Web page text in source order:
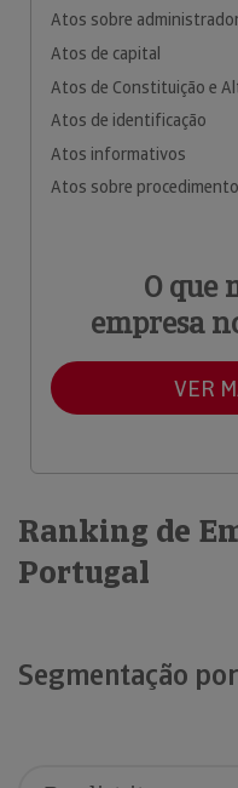
Atos sobre
Atos de capital
Atos de Constituição e
Atos de identificação
Atos informativos
Atos sobre
O que
empresa
VER
Ranking de
Portugal
Segmentação